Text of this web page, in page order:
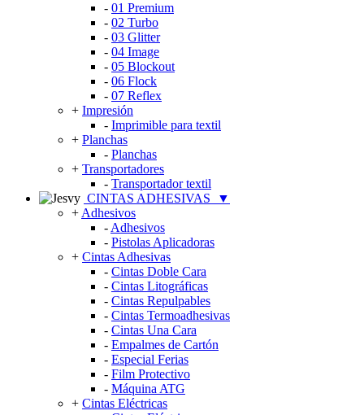
- 01 Premium
- 02 Turbo
- 03 Glitter
- 04 Image
- 05 Blockout
- 06 Flock
- 07 Reflex
+ Impresión
- Imprimible para textil
+ Planchas
- Planchas
+ Transportadores
- Transportador textil
CINTAS ADHESIVAS
▼
+ Adhesivos
- Adhesivos
- Pistolas Aplicadoras
+ Cintas Adhesivas
- Cintas Doble Cara
- Cintas Litográficas
- Cintas Repulpables
- Cintas Termoadhesivas
- Cintas Una Cara
- Empalmes de Cartón
- Especial Ferias
- Film Protectivo
- Máquina ATG
+ Cintas Eléctricas